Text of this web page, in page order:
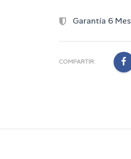
Garantía 6
COMPARTIR: